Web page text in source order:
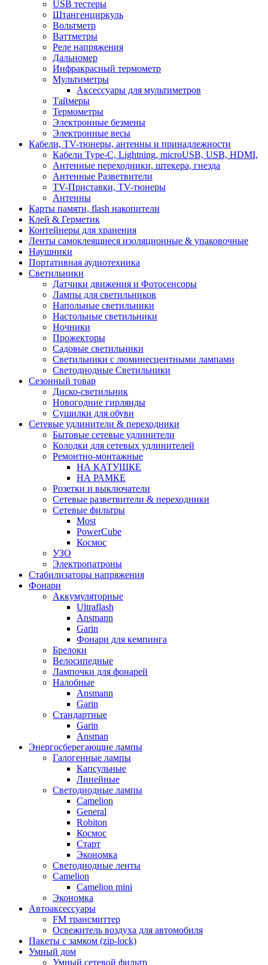
USB тестеры
Штангенциркуль
Вольтметр
Ваттметры
Реле напряжения
Дальномер
Инфракрасный термометр
Мультиметры
Аксессуары для мультиметров
Таймеры
Термометры
Электронные безмены
Электронные весы
Кабели, TV-тюнеры, антенны и принадлежности
Кабели Type-C, Lightning, microUSB, USB, HDMI,
Антенные переходники, штекера, гнезда
Антенные Разветвители
TV-Приставки, TV-тюнеры
Антенны
Карты памяти, flash накопители
Клей & Герметик
Контейнеры для хранения
Ленты самоклеящиеся изоляционные & упаковочные
Наушники
Портативная аудиотехника
Светильники
Датчики движения и Фотосенсоры
Лампы для светильников
Напольные светильники
Настольные светильники
Ночники
Прожекторы
Садовые светильники
Светильники с люминесцентными лампами
Светодиодные Светильники
Сезонный товар
Диско-светильник
Новогодние гирлянды
Сушилки для обуви
Сетевые удлинители & переходники
Бытовые сетевые удлинители
Колодки для сетевых удлинителей
Ремонтно-монтажные
НА КАТУШКЕ
НА РАМКЕ
Розетки и выключатели
Сетевые разветвители & переходники
Сетевые фильтры
Most
PowerCube
Космос
УЗО
Электропатроны
Стабилизаторы напряжения
Фонари
Аккумуляторные
Ultraflash
Ansmann
Garin
Фонари для кемпинга
Брелоки
Велосипедные
Лампочки для фонарей
Налобные
Ansmann
Garin
Стандартные
Garin
Ansman
Энергосберегающие лампы
Галогенные лампы
Капсульные
Линейные
Светодиодные лампы
Camelion
General
Robiton
Космос
Старт
Экономка
Светодиодные ленты
Camelion
Camelion mini
Экономка
Автоаксессуары
FM трансмиттер
Освежитель воздуха для автомобиля
Пакеты с замком (zip-lock)
Умный дом
Умный сетевой фильтр